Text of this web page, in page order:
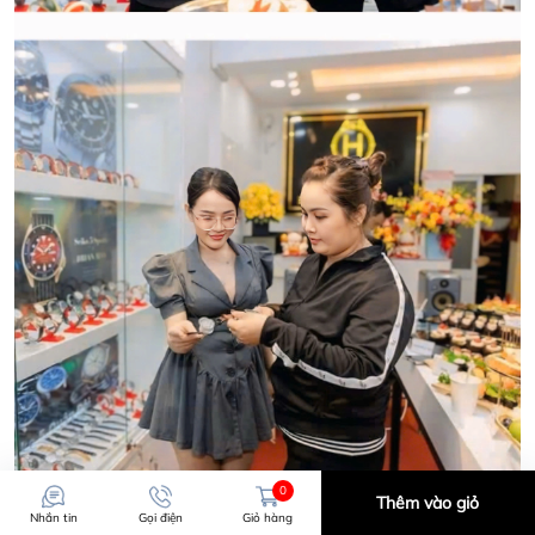
CẢM ƠN QUÝ KHÁCH ĐÃ TIN TƯỞNG VÀ ỦNG HỘ
HWATCH CHUYÊN NHẬP KHẨU và PHÂN PHỐI CÁC
LOẠI ĐỒNG HỒ CHÍNH HÃNG.
CẢM ƠN QUÝ KHÁCH ĐÃ TIN TƯỞNG VÀ ỦNG HỘ
HWATCH CHUYÊN NHẬP KHẨU và PHÂN PHỐI CÁC
LOẠI ĐỒNG HỒ CHÍNH HÃNG.
Nhắn tin Gọi điện
0
Giỏ hàng
Thêm vào giỏ